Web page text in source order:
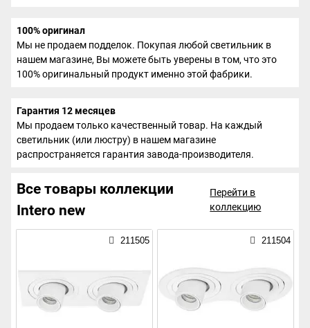
100% оригинал
Мы не продаем подделок. Покупая любой светильник в
нашем магазине, Вы можете быть уверены в том, что это
100% оригинальный продукт именно этой фабрики.
Гарантия 12 месяцев
Мы продаем только качественный товар. На каждый
светильник (или люстру) в нашем магазине
распространяется гарантия завода-производителя.
Все товары коллекции
Intero new
Перейти в
коллекцию
211505 211504